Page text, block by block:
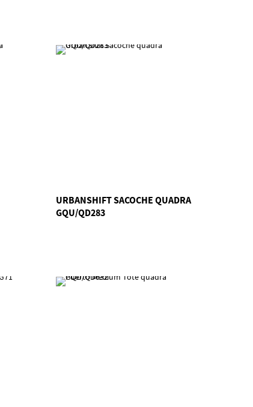
URBANSHIFT SACOCHE QUADRA
GQU/QD283